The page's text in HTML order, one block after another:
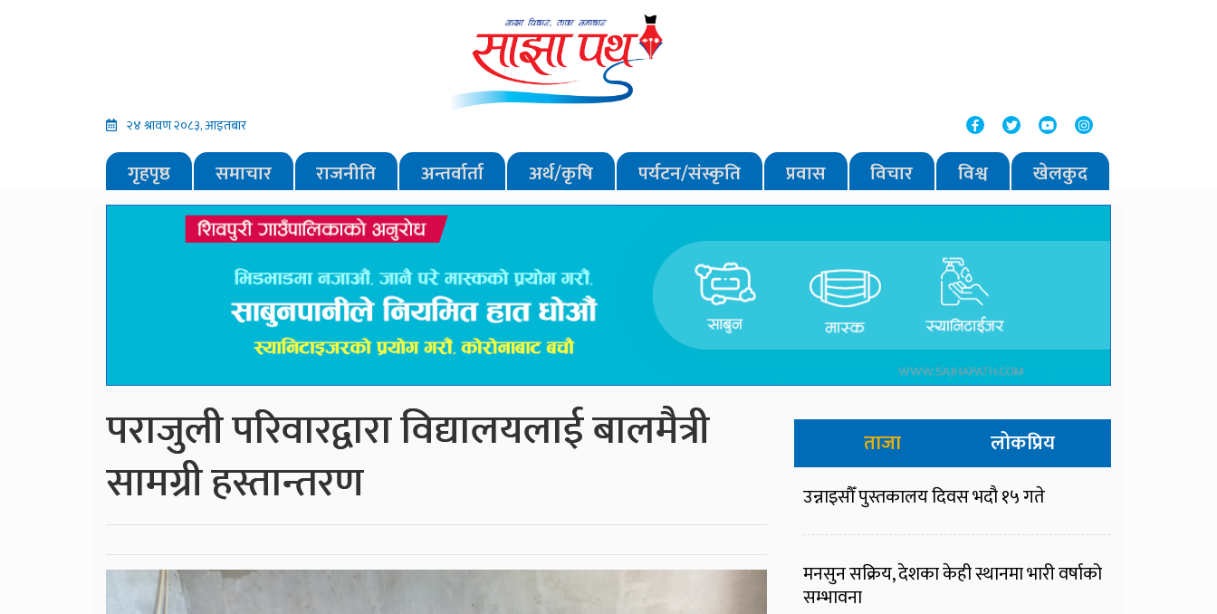
२४ श्रावण २०८३, आइतबार
गृहपृष्ठ समाचार राजनीति अन्तर्वार्ता अर्थ/कृषि पर्यटन/संस्कृति प्रवास विचार विश्व खेलकुद
पराजुली परिवारद्वारा विद्यालयलाई बालमैत्री
सामग्री हस्तान्तरण
ताजा लोकप्रिय
उन्नाइसौँ पुस्तकालय दिवस भदौ १५ गते
मनसुन सक्रिय, देशका केही स्थानमा भारी वर्षाको
सम्भावना